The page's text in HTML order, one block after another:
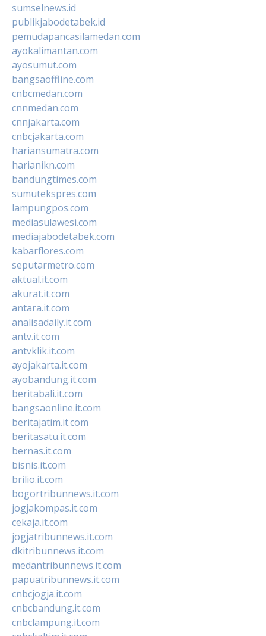
sumselnews.id
publikjabodetabek.id
pemudapancasilamedan.com
ayokalimantan.com
ayosumut.com
bangsaoffline.com
cnbcmedan.com
cnnmedan.com
cnnjakarta.com
cnbcjakarta.com
hariansumatra.com
harianikn.com
bandungtimes.com
sumutekspres.com
lampungpos.com
mediasulawesi.com
mediajabodetabek.com
kabarflores.com
seputarmetro.com
aktual.it.com
akurat.it.com
antara.it.com
analisadaily.it.com
antv.it.com
antvklik.it.com
ayojakarta.it.com
ayobandung.it.com
beritabali.it.com
bangsaonline.it.com
beritajatim.it.com
beritasatu.it.com
bernas.it.com
bisnis.it.com
brilio.it.com
bogortribunnews.it.com
jogjakompas.it.com
cekaja.it.com
jogjatribunnews.it.com
dkitribunnews.it.com
medantribunnews.it.com
papuatribunnews.it.com
cnbcjogja.it.com
cnbcbandung.it.com
cnbclampung.it.com